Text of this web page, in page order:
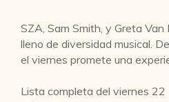
SZA, Sam Smith, y Greta
lleno de diversidad musical.
el viernes promete una
Lista completa del viernes 22